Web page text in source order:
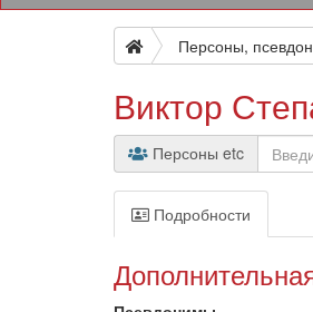
Виктор
Персоны etc
Подробности